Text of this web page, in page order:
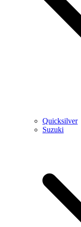
Quicksilver
Suzuki